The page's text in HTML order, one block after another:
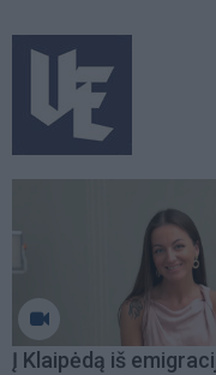
Į Klaipėdą iš